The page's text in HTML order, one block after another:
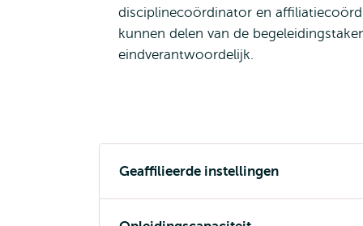
disciplinecoördinator en
kunnen delen van de
eindverantwoordelijk.
Geaffilieerde instellingen